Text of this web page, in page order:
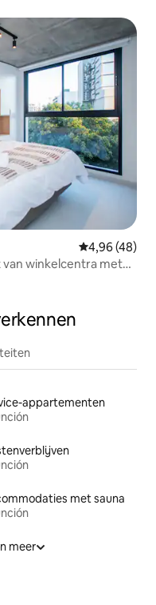
Gemiddelde
4,96 (48)
winkelcentra met
appartementen
met sauna
meer